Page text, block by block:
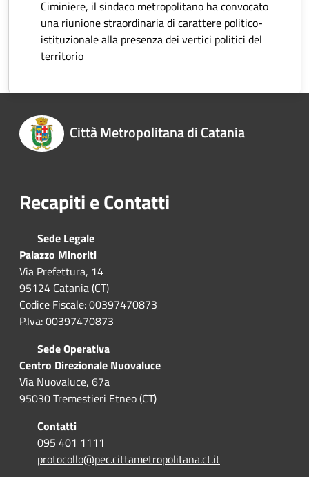
Ciminiere, il sindaco metropolitano ha convocato
una riunione straordinaria di carattere politico-
istituzionale alla presenza dei vertici politici del
territorio
Città Metropolitana di Catania
Recapiti e Contatti
Sede Legale
Palazzo Minoriti
Via Prefettura, 14
95124 Catania (CT)
Codice Fiscale: 00397470873
P.Iva: 00397470873
Sede Operativa
Centro Direzionale Nuovaluce
Via Nuovaluce, 67a
95030 Tremestieri Etneo (CT)
Contatti
095 401 1111
protocollo@pec.cittametropolitana.ct.it